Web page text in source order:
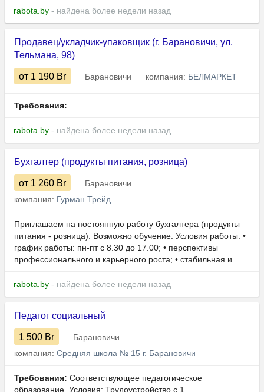
rabota.by - найдена более недели назад
Продавец/укладчик-упаковщик (г. Барановичи, ул.
Тельмана, 98)
от 1 190 Br Барановичи компания: БЕЛМАРКЕТ
Требования: ...
rabota.by - найдена более недели назад
Бухгалтер (продукты питания, розница)
от 1 260 Br
Барановичи
компания: Гурман Трейд
Приглашаем на постоянную работу бухгалтера (продукты
питания - розница). Возможно обучение. Условия работы: •
график работы: пн-пт с 8.30 до 17.00; • перспективы
профессионального и карьерного роста; • стабильная и...
rabota.by - найдена более недели назад
Педагог социальный
1 500 Br
Барановичи
компания: Средняя школа № 15 г. Барановичи
Требования: Соответствующее педагогическое
образование. Условия: Трудоустройство с 1...